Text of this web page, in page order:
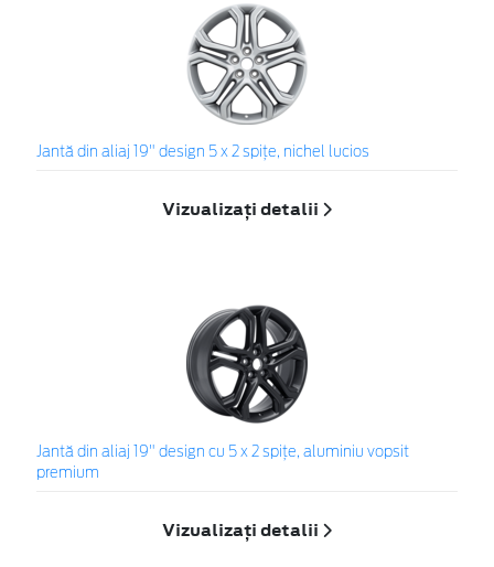
Jantă din aliaj 19" design 5 x 2 spiţe, nichel lucios
Vizualizați detalii
Jantă din aliaj 19" design cu 5 x 2 spițe, aluminiu vopsit
premium
Vizualizați detalii